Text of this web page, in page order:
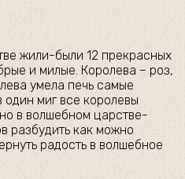
жили-были 12 прекрасных
и милые. Королева – роз,
умела печь самые
один миг все королевы
в волшебном царстве-
разбудить как можно
радость в волшебное